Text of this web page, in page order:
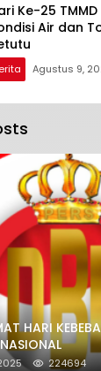
Ke-25
Air dan
Agustus 9,
HARI
224694